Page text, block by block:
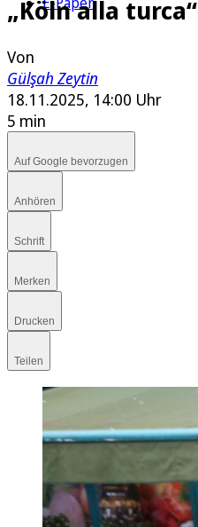
„Köln alla turca“
Von
Gülşah Zeytin
18.11.2025, 14:00 Uhr
5 min
Auf Google bevorzugen
Anhören
Schrift
Merken
Drucken
Teilen